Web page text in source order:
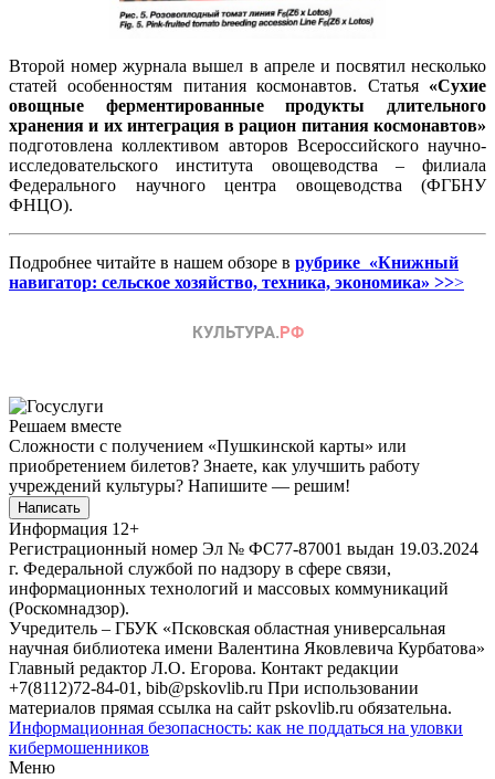
Второй номер журнала вышел в апреле и посвятил несколько
статей особенностям питания космонавтов. Статья «Сухие
овощные ферментированные продукты длительного
хранения и их интеграция в рацион питания космонавтов»
подготовлена коллективом авторов Всероссийского научно-
исследовательского института овощеводства – филиала
Федерального научного центра овощеводства (ФГБНУ
ФНЦО).
Подробнее читайте в нашем обзоре в рубрике «Книжный
навигатор: сельское хозяйство, техника, экономика» >>>
Решаем вместе
Сложности с получением «Пушкинской карты» или
приобретением билетов? Знаете, как улучшить работу
учреждений культуры? Напишите — решим!
Написать
Информация 12+
Регистрационный номер Эл № ФС77-87001 выдан 19.03.2024
г. Федеральной службой по надзору в сфере связи,
информационных технологий и массовых коммуникаций
(Роскомнадзор).
Учредитель – ГБУК «Псковская областная универсальная
научная библиотека имени Валентина Яковлевича Курбатова»
Главный редактор Л.О. Егорова. Контакт редакции
+7(8112)72-84-01, bib@pskovlib.ru При использовании
материалов прямая ссылка на сайт pskovlib.ru обязательна.
Информационная безопасность: как не поддаться на уловки
кибермошенников
Меню